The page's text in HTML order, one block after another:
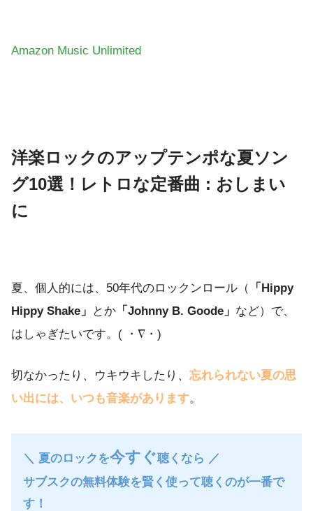
Amazon Music Unlimited
洋楽ロックのアップテンポな夏ソン
グ10選！レトロな定番曲 : おしまい
に
夏、個人的には、50年代のロックンロール（
「Hippy
Hippy Shake」
とか 「Johnny B. Goode」 など）で、
はしゃぎたいです。( ・∇・)
切なかったり、ウキウキしたり、 忘れられない夏の思
い出には、いつも音楽があります。
＼ 夏のロックを今すぐ聴くなら ／
サブスクの無料体験を賢く使って聴くのが一番で
す！